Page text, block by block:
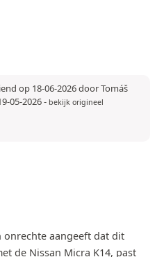
op 18-06-2026 door Tomáš
05-2026- bekijk origineel
onrechte aangeeft dat dit
de Nissan Micra K14, past